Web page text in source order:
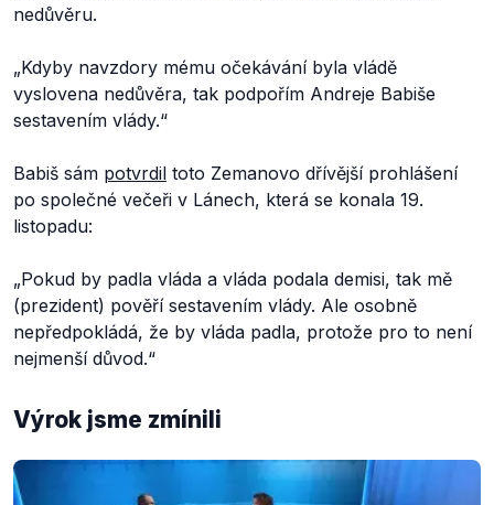
nedůvěru.
„Kdyby navzdory mému očekávání byla vládě
vyslovena nedůvěra, tak podpořím Andreje Babiše
sestavením vlády.“
Babiš sám potvrdil toto Zemanovo dřívější prohlášení
po společné večeři v Lánech, která se konala 19.
listopadu:
„Pokud by padla vláda a vláda podala demisi, tak mě
(prezident) pověří sestavením vlády. Ale osobně
nepředpokládá, že by vláda padla, protože pro to není
nejmenší důvod.“
Výrok jsme zmínili